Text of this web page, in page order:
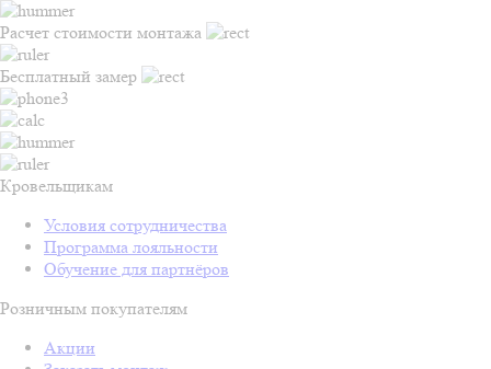
Расчет стоимости монтажа
Бесплатный замер
Кровельщикам
Условия сотрудничества
Программа лояльности
Обучение для партнёров
Розничным покупателям
Акции